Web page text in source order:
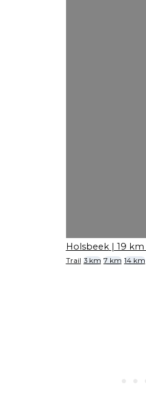
Holsbeek | 19
Trail 3 km 7 km 14 km